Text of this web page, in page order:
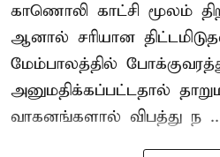
காணொலி காட்சி மூலம்
ஆனால் சரியான
மேம்பாலத்தில்
அனுமதிக்கப்பட்டதால்
வாகனங்களால் விபத்து ந